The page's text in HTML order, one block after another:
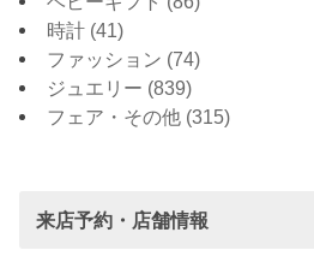
時計 (41)
ファッション (74)
ジュエリー (839)
フェア・その他 (315)
来店予約・店舗情報